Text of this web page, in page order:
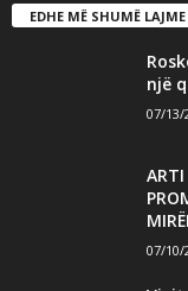
EDHE MË SHUMË LAJME
një
07/13/
ARTI
07/10/